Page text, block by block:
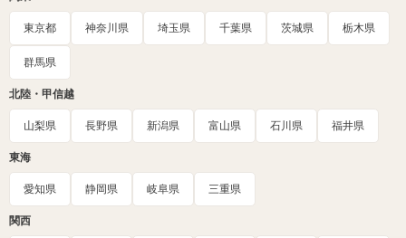
東京都 神奈川県 埼玉県 千葉県 茨城県 栃木県
群馬県
北陸・甲信越
山梨県 長野県 新潟県 富山県 石川県 福井県
東海
愛知県 静岡県 岐阜県 三重県
関西